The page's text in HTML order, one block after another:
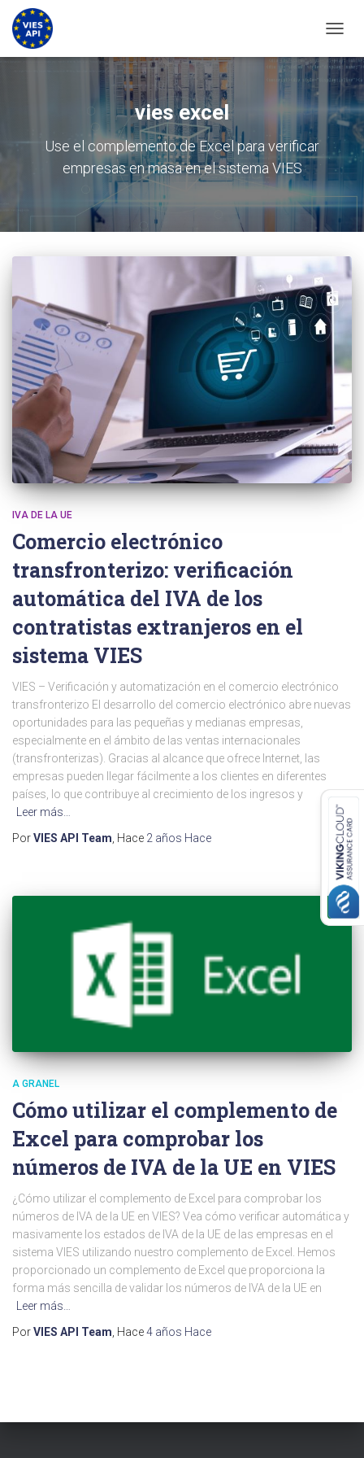
vies excel
Use el complemento de Excel para verificar
empresas en masa en el sistema VIES
IVA DE LA UE
Comercio electrónico
transfronterizo: verificación
automática del IVA de los
contratistas extranjeros en el
sistema VIES
VIES – Verificación y automatización en el comercio electrónico
transfronterizo El desarrollo del comercio electrónico abre nuevas
oportunidades para las pequeñas y medianas empresas,
especialmente en el ámbito de las ventas internacionales
(transfronterizas). Gracias al alcance que ofrece Internet, las
empresas pueden llegar fácilmente a los clientes en diferentes
países, lo que contribuye al crecimiento de los ingresos y
Leer más…
PorVIES API Team , Hace 2 años Hace
A GRANEL
Cómo utilizar el complemento de
Excel para comprobar los
números de IVA de la UE en VIES
¿Cómo utilizar el complemento de Excel para comprobar los
números de IVA de la UE en VIES? Vea cómo verificar automática y
masivamente los estados de IVA de la UE de las empresas en el
sistema VIES utilizando nuestro complemento de Excel. Hemos
proporcionado un complemento de Excel que proporciona la
forma más sencilla de validar los números de IVA de la UE en
Leer más…
PorVIES API Team , Hace4 años Hace